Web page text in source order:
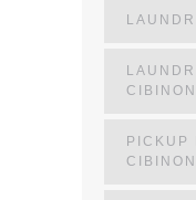
PICKUP